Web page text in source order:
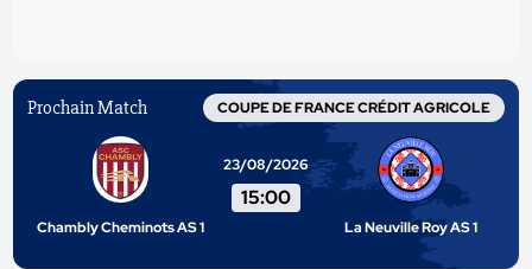
Prochain Match COUPE DE FRANCE CRÉDIT AGRICOLE
Chambly Cheminots AS 1
23/08/2026
15:00
La Neuville Roy AS 1